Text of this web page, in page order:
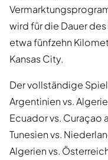
wird für die Dauer
etwa fünfzehn
Kansas City.
Der vollständige
Argentinien vs.
Ecuador vs. Curaçao
Tunesien vs.
Algerien vs.